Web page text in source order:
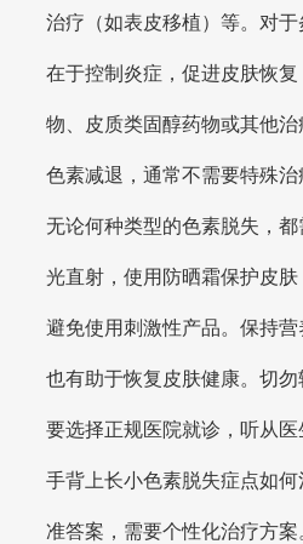
治疗（如表皮移植）等。对
在于控制炎症，促进皮肤恢
物、皮质类固醇药物或其他
色素减退，通常不需要特殊治
无论何种类型的色素脱失，
光直射，使用防晒霜保护皮肤
避免使用刺激性产品。保持营
也有助于恢复皮肤健康。切勿
要选择正规医院就诊，听从医
手背上长小色素脱失症点如
准答案，需要个性化治疗方